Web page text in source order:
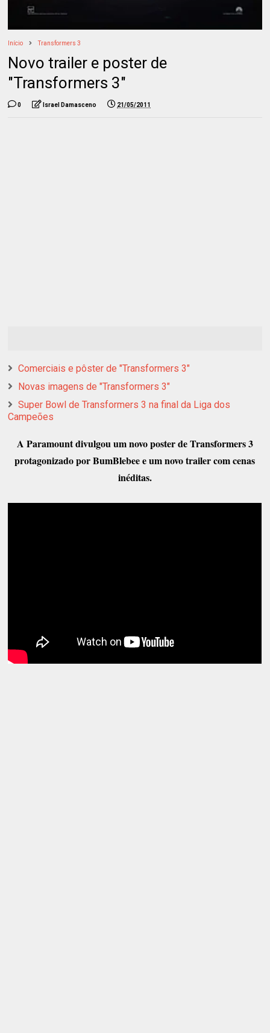
Início Transformers 3
Novo trailer e poster de
"Transformers 3"
0 Israel Damasceno 21/05/2011
Comerciais e pôster de "Transformers 3"
Novas imagens de "Transformers 3"
Super Bowl de Transformers 3 na final da Liga dos
Campeões
A Paramount divulgou um novo poster de Transformers 3
protagonizado por BumBlebee e um novo trailer com cenas
inéditas.